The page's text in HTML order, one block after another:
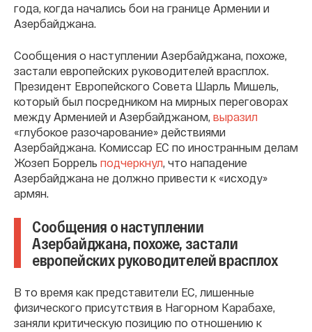
года, когда начались бои на границе Армении и
Азербайджана.
Сообщения о наступлении Азербайджана, похоже,
застали европейских руководителей врасплох.
Президент Европейского Совета Шарль Мишель,
который был посредником на мирных переговорах
между Арменией и Азербайджаном, выразил
«глубокое разочарование» действиями
Азербайджана. Комиссар ЕС по иностранным делам
Жозеп Боррель подчеркнул, что нападение
Азербайджана не должно привести к «исходу»
армян.
Сообщения о наступлении
Азербайджана, похоже, застали
европейских руководителей врасплох
В то время как представители ЕС, лишенные
физического присутствия в Нагорном Карабахе,
заняли критическую позицию по отношению к